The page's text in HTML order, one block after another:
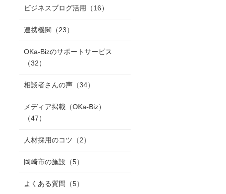
ビジネスブログ活用 （16）
連携機関 （23）
OKa-Bizのサポートサービス
（32）
相談者さんの声 （34）
メディア掲載（OKa-Biz）
（47）
人材採用のコツ （2）
岡崎市の施設 （5）
よくある質問 （5）